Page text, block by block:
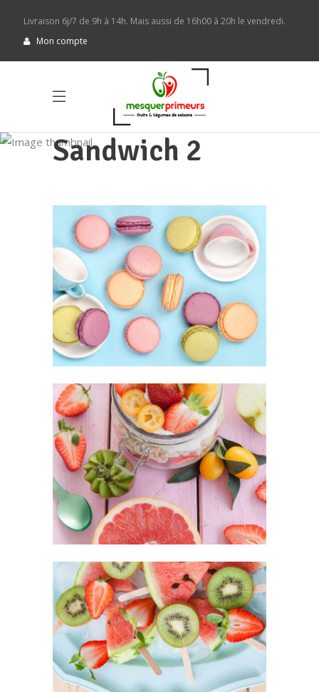
Livraison 6j/7 de 9h à 14h. Mais aussi de 16h00 à 20h le vendredi.
Mon compte
Sandwich 2